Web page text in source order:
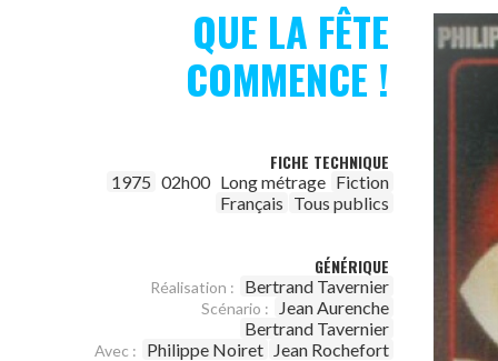
QUE LA FÊTE
COMMENCE !
FICHE TECHNIQUE
1975 02h00 Long métrage Fiction
Français Tous publics
GÉNÉRIQUE
Réalisation : Bertrand Tavernier
Scénario :
Jean Aurenche
Bertrand Tavernier
Avec : Philippe Noiret Jean Rochefort